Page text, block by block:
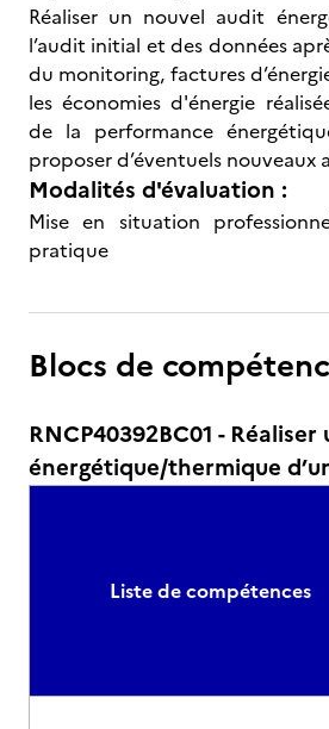
Réaliser un nouvel audit
l’audit initial et des données
du monitoring, factures
les économies d'énergie
de la performance
proposer d’éventuels nouveaux
Modalités d'évaluation :
Mise en situation
pratique
Blocs de
RNCP40392BC01 -
énergétique/thermique
Liste de compétences